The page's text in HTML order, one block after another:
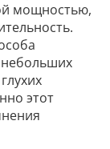
мощностью,
этот